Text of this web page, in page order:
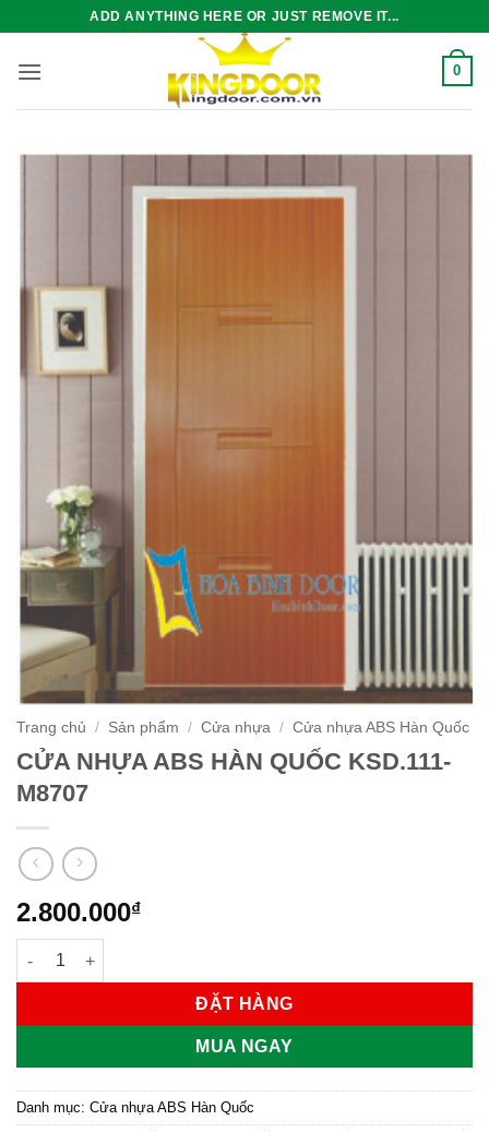
nội
ADD ANYTHING HERE OR JUST REMOVE IT...
0
Trang chủ / Sản phẩm / Cửa nhựa / Cửa nhựa ABS Hàn Quốc
CỬA NHỰA ABS HÀN QUỐC KSD.111-
M8707
2.800.000₫
CỬA NHỰA ABS HÀN QUỐC KSD.111-M8707 số lượng
ĐẶT HÀNG
MUA NGAY
Danh mục: Cửa nhựa ABS Hàn Quốc